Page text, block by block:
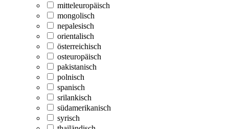
mitteleuropäisch
mongolisch
nepalesisch
orientalisch
österreichisch
osteuropäisch
pakistanisch
polnisch
spanisch
srilankisch
südamerikanisch
syrisch